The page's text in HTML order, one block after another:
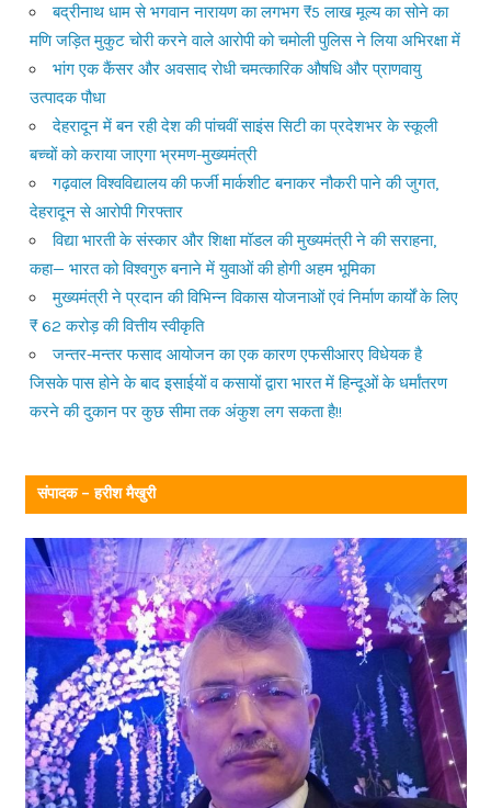
बद्रीनाथ धाम से भगवान नारायण का लगभग ₹5 लाख मूल्य का सोने का
मणि जड़ित मुकुट चोरी करने वाले आरोपी को चमोली पुलिस ने लिया अभिरक्षा में
भांग एक कैंसर और अवसाद रोधी चमत्कारिक औषधि और प्राणवायु
उत्पादक पौधा
देहरादून में बन रही देश की पांचवीं साइंस सिटी का प्रदेशभर के स्कूली
बच्चों को कराया जाएगा भ्रमण-मुख्यमंत्री
गढ़वाल विश्वविद्यालय की फर्जी मार्कशीट बनाकर नौकरी पाने की जुगत,
देहरादून से आरोपी गिरफ्तार
विद्या भारती के संस्कार और शिक्षा मॉडल की मुख्यमंत्री ने की सराहना,
कहा— भारत को विश्वगुरु बनाने में युवाओं की होगी अहम भूमिका
मुख्यमंत्री ने प्रदान की विभिन्न विकास योजनाओं एवं निर्माण कार्यों के लिए
₹ 62 करोड़ की वित्तीय स्वीकृति
जन्तर-मन्तर फसाद आयोजन का एक कारण एफसीआरए विधेयक है
जिसके पास होने के बाद इसाईयों व कसायों द्वारा भारत में हिन्दूओं के धर्मांतरण
करने की दुकान पर कुछ सीमा तक अंकुश लग सकता है!!
संपादक – हरीश मैखुरी